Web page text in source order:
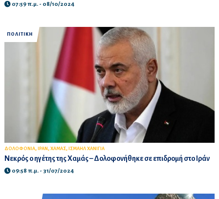
07:59 π.μ. - 08/10/2024
ΠΟΛΙΤΙΚΗ
ΔΟΛΟΦΟΝΙΑ, ΙΡΑΝ , ΧΑΜΑΣ, ΙΣΜΑΗΛ ΧΑΝΙΓΙΑ
Νεκρός ο ηγέτης της Χαμάς – Δολοφονήθηκε σε επιδρομή στο Ιράν
09:58 π.μ. - 31/07/2024